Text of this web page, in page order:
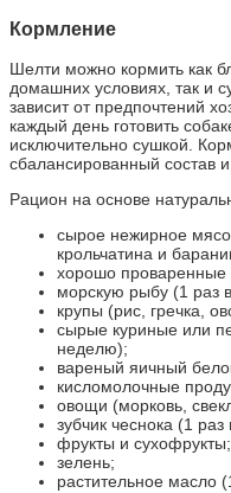
Кормление
Шелти можно кормить как
домашних условиях, так и
зависит от предпочтений
каждый день готовить
исключительно сушкой.
сбалансированный состав
Рацион на основе
сырое нежирное мясо
крольчатина и
хорошо проваренные
морскую рыбу (1 раз
крупы (рис, гречка,
сырые куриные или
неделю);
вареный яичный
кисломолочные
овощи (морковь,
зубчик чеснока (1
фрукты и сухофрукты;
зелень;
растительное масло